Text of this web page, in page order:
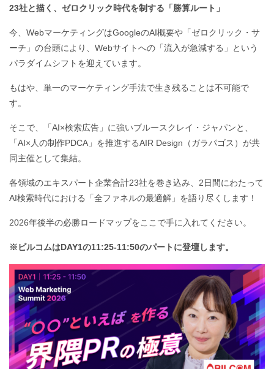
23社と描く、ゼロクリック時代を制する「勝算ルート」
今、WebマーケティングはGoogleのAI概要や「ゼロクリック・サ
ーチ」の台頭により、Webサイトへの「流入が急減する」という
パラダイムシフトを迎えています。
もはや、単一のマーケティング手法で生き残ることは不可能で
す。
そこで、「AI×検索広告」に強いブルースクレイ・ジャパンと、
「AI×人の制作PDCA」を推進するAIR Design（ガラパゴス）が共
同主催として集結。
各領域のエキスパート企業合計23社を巻き込み、2日間にわたって
AI検索時代における「全ファネルの最適解」を語り尽くします！
2026年後半の必勝ロードマップをここで手に入れてください。
※ビルコムはDAY1の11:25-11:50のパートに登壇します。